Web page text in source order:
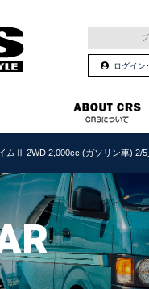
ログイン
ムⅡ 2WD 2,000cc (ガソリン車) 2/